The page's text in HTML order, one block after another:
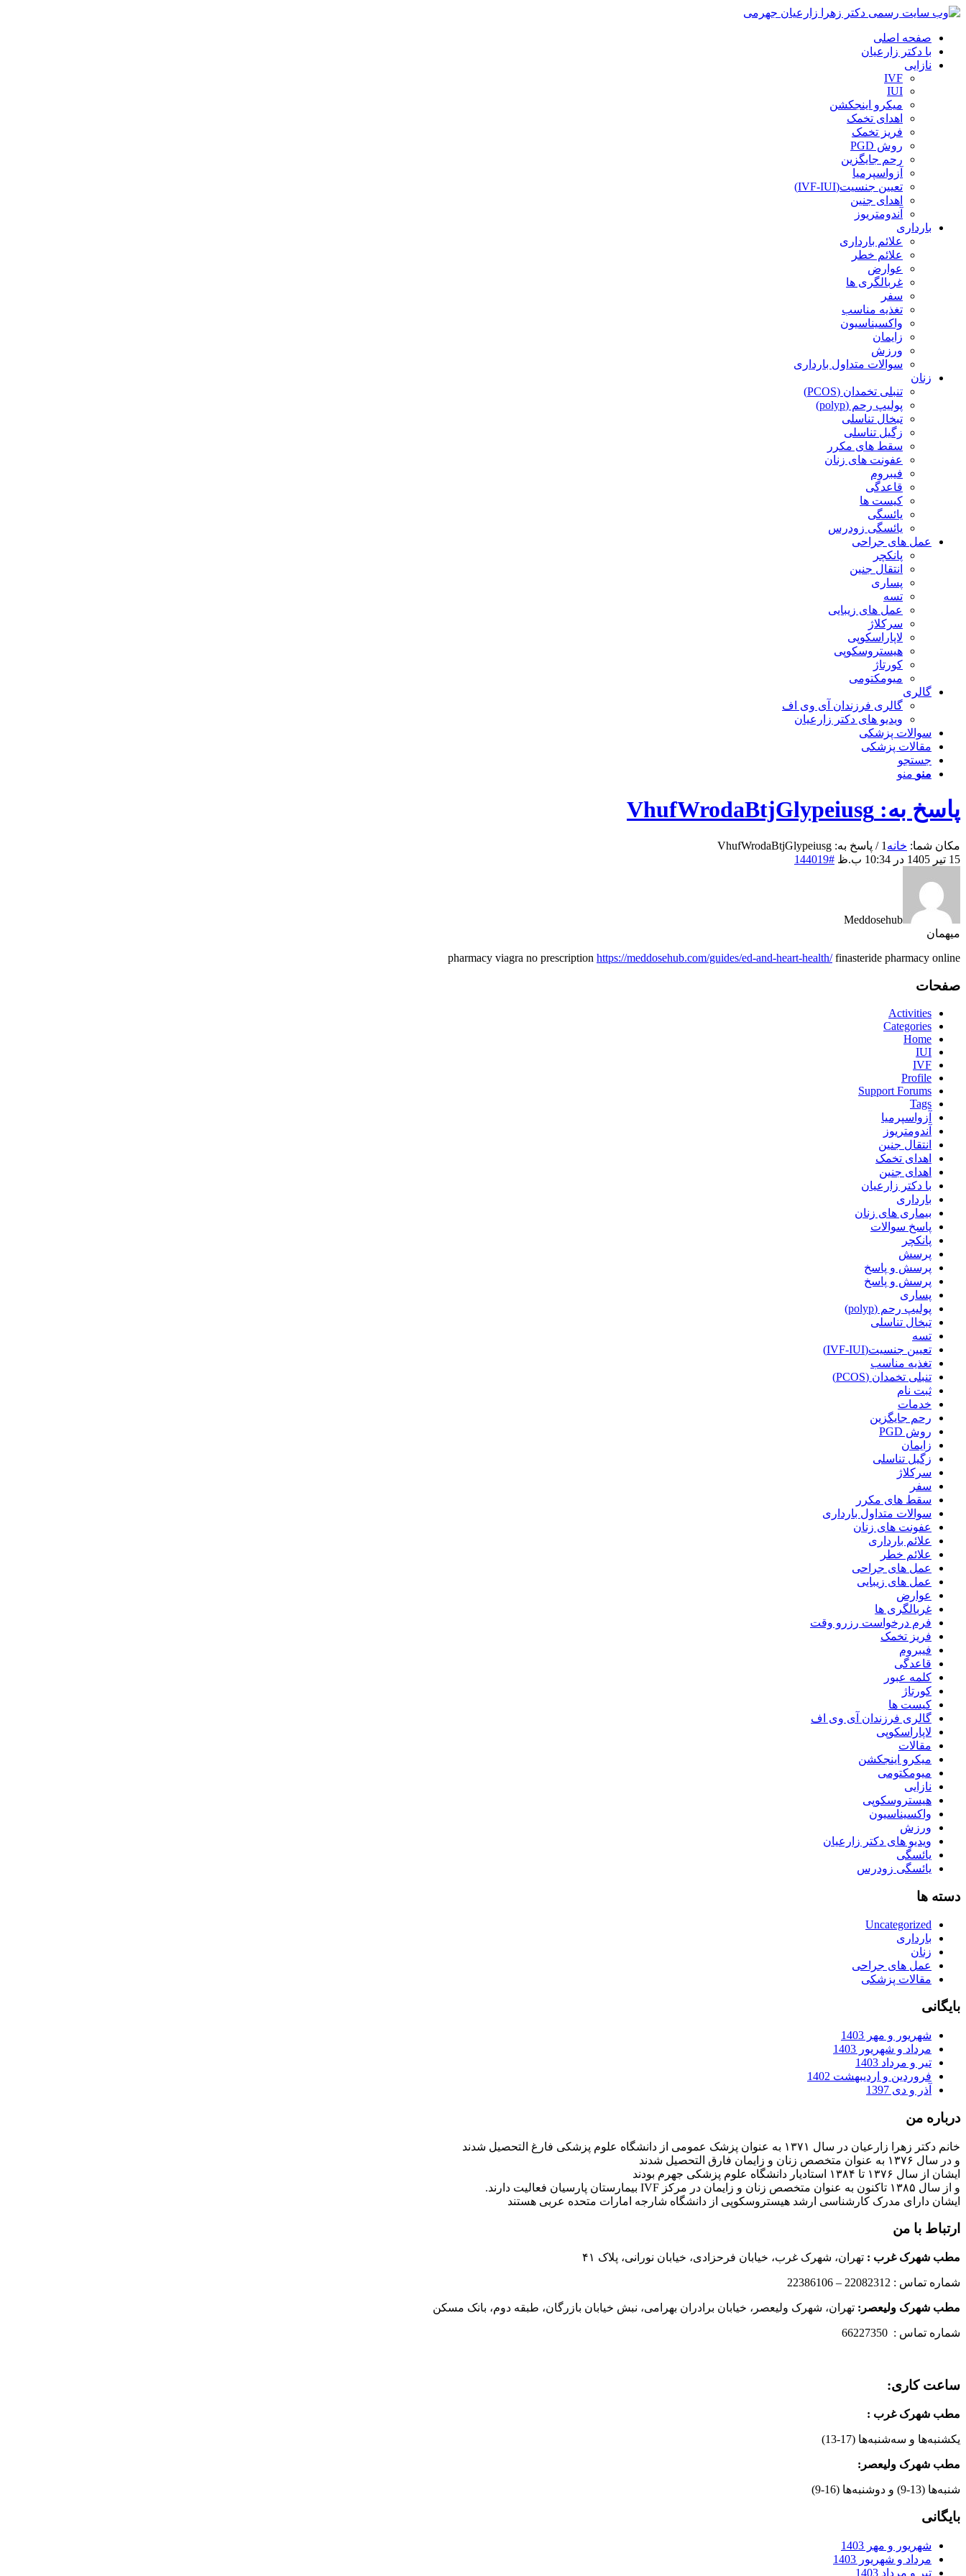
صفحه اصلی
با دکتر زارعیان
نازایی
IVF
IUI
میکرو اینجکشن
اهدای تخمک
فریز تخمک
روش PGD
رحم جایگزین
آزواسپرمیا
تعیین جنسیت(IVF-IUI)
اهدای جنین
آندومتریوز
بارداری
علائم بارداری
علائم خطر
عوارض
غربالگری ها
سفر
تغذیه مناسب
واکسیناسیون
زایمان
ورزش
سوالات متداول بارداری
زنان
تنبلی تخمدان (PCOS)
پولیپ رحم (polyp)
تبخال تناسلی
زگیل تناسلی
سقط های مکرر
عفونت های زنان
فیبروم
قاعدگی
کیست ها
یائسگی
یائسگی زودرس
عمل های جراحی
پانکچر
انتقال جنین
پساری
تسه
عمل های زیبایی
سرکلاژ
لاپاراسکوپی
هیستروسکوپی
کورتاژ
میومکتومی
گالری
گالری فرزندان آی وی اف
ویدیو های دکتر زارعیان
سوالات پزشکی
مقالات پزشکی
جستجو
منو منو
پاسخ به: VhufWrodaBtjGlypeiusg
مکان شما: خانه 1
/ پاسخ به: VhufWrodaBtjGlypeiusg
15 تیر 1405 در 10:34 ب.ظ
#144019
Meddosehub
میهمان
pharmacy viagra no prescription https://meddosehub.com/guides/ed-and-heart-health/finasteride pharmacy online
صفحات
Activities
Categories
Home
IUI
IVF
Profile
Support Forums
Tags
آزواسپرمیا
آندومتریوز
انتقال جنین
اهدای تخمک
اهدای جنین
با دکتر زارعیان
بارداری
بیماری های زنان
پاسخ سوالات
پانکچر
پرسش
پرسش و پاسخ
پرسش و پاسخ
پساری
پولیپ رحم (polyp)
تبخال تناسلی
تسه
تعیین جنسیت(IVF-IUI)
تغذیه مناسب
تنبلی تخمدان (PCOS)
ثبت نام
خدمات
رحم جایگزین
روش PGD
زایمان
زگیل تناسلی
سرکلاژ
سفر
سقط های مکرر
سوالات متداول بارداری
عفونت های زنان
علائم بارداری
علائم خطر
عمل های جراحی
عمل های زیبایی
عوارض
غربالگری ها
فرم درخواست رزرو وقت
فریز تخمک
فیبروم
قاعدگی
کلمه عبور
کورتاژ
کیست ها
گالری فرزندان آی وی اف
لاپاراسکوپی
مقالات
میکرو اینجکشن
میومکتومی
نازایی
هیستروسکوپی
واکسیناسیون
ورزش
ویدیو های دکتر زارعیان
یائسگی
یائسگی زودرس
دسته ها
Uncategorized
بارداری
زنان
عمل های جراحی
مقالات پزشکی
بایگانی
شهریور و مهر 1403
مرداد و شهریور 1403
تیر و مرداد 1403
فروردین و اردیبهشت 1402
آذر و دی 1397
درباره من
خانم دکتر زهرا زارعیان در سال ۱۳۷۱ به عنوان پزشک عمومی از دانشگاه علوم پزشکی فارغ التحصیل شدند
و در سال ۱۳۷۶ به عنوان متخصص زنان و زایمان فارق التحصیل شدند
ایشان از سال ۱۳۷۶ تا ۱۳۸۴ استادیار دانشگاه علوم پزشکی جهرم بودند
و از سال ۱۳۸۵ تاکنون به عنوان متخصص زنان و زایمان در مرکز IVF بیمارستان پارسیان فعالیت دارند.
ایشان دارای مدرک کارشناسی ارشد هیستروسکوپی از دانشگاه شارجه امارات متحده عربی هستند
ارتباط با من
مطب شهرک غرب : تهران، شهرک غرب، خیابان فرحزادی، خیابان نورانی، پلاک ۴۱
شماره تماس : 22082312 – 22386106
مطب شهرک ولیعصر: تهران، شهرک ولیعصر، خیابان برادران بهرامی، نبش خیابان بازرگان، طبقه دوم، بانک مسکن
شماره تماس : 66227350
ساعت کاری:
مطب شهرک غرب :
یکشنبه‌ها و سه‌شنبه‌ها (17-13)
مطب شهرک ولیعصر:
شنبه‌ها (13-9) و دوشنبه‌ها (16-9)
بایگانی
شهریور و مهر 1403
مرداد و شهریور 1403
تیر و مرداد 1403